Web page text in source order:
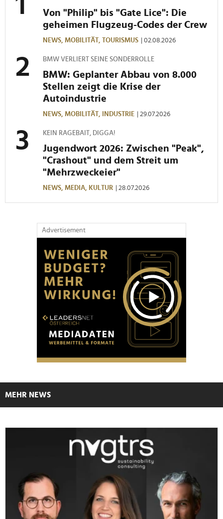
Von "Philip" bis "Gate Lice": Die
geheimen Flugzeug-Codes der Crew
NEWS, MOBILITÄT, TOURISMUS | 02.08.2026
BMW VERLIERT SEINE SONDERROLLE
BMW: Geplanter Abbau von 8.000
Stellen zeigt die Krise der
Autoindustrie
NEWS, MOBILITÄT, INDUSTRIE | 29.07.2026
KEIN RAGEBAIT, DIGGA!
Jugendwort 2026: Zwischen "Peak",
"Crashout" und dem Streit um
"Mehrzweckeier"
NEWS, MEDIA, KULTUR | 28.07.2026
Advertisement
MEHR NEWS